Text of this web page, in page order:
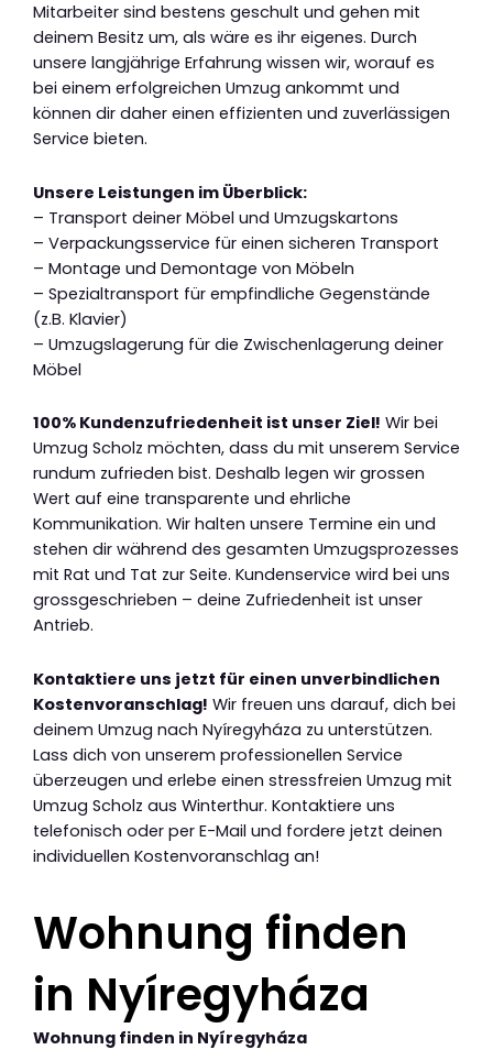
Mitarbeiter sind bestens geschult und gehen mit
deinem Besitz um, als wäre es ihr eigenes. Durch
unsere langjährige Erfahrung wissen wir, worauf es
bei einem erfolgreichen Umzug ankommt und
können dir daher einen effizienten und zuverlässigen
Service bieten.
Unsere Leistungen im Überblick:
– Transport deiner Möbel und Umzugskartons
– Verpackungsservice für einen sicheren Transport
– Montage und Demontage von Möbeln
– Spezialtransport für empfindliche Gegenstände
(z.B. Klavier)
– Umzugslagerung für die Zwischenlagerung deiner
Möbel
100% Kundenzufriedenheit ist unser Ziel! Wir bei
Umzug Scholz möchten, dass du mit unserem Service
rundum zufrieden bist. Deshalb legen wir grossen
Wert auf eine transparente und ehrliche
Kommunikation. Wir halten unsere Termine ein und
stehen dir während des gesamten Umzugsprozesses
mit Rat und Tat zur Seite. Kundenservice wird bei uns
grossgeschrieben – deine Zufriedenheit ist unser
Antrieb.
Kontaktiere uns jetzt für einen unverbindlichen
Kostenvoranschlag! Wir freuen uns darauf, dich bei
deinem Umzug nach Nyíregyháza zu unterstützen.
Lass dich von unserem professionellen Service
überzeugen und erlebe einen stressfreien Umzug mit
Umzug Scholz aus Winterthur. Kontaktiere uns
telefonisch oder per E-Mail und fordere jetzt deinen
individuellen Kostenvoranschlag an!
Wohnung finden
in Nyíregyháza
Wohnung finden in Nyíregyháza